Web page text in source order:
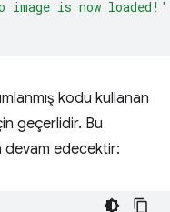
image is now
kodu kullanan
geçerlidir. Bu
devam edecektir: